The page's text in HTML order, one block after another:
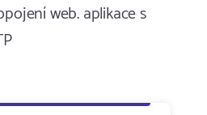
web. aplikace s